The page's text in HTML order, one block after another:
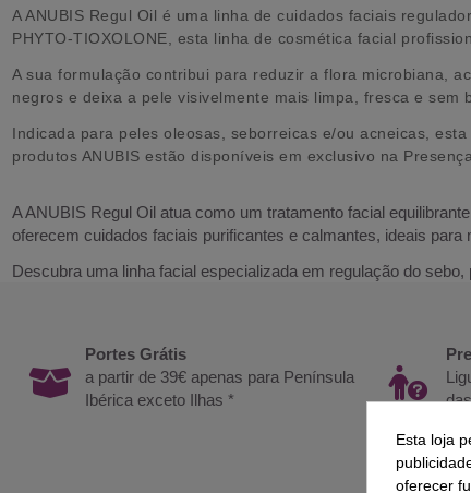
A ANUBIS Regul Oil é uma linha de cuidados faciais
PHYTO-TIOXOLONE, esta linha de cosmética facial
A sua formulação contribui para reduzir a flora microbiana,
negros e deixa a pele visivelmente mais limpa, fresca e sem
Indicada para peles oleosas, seborreicas e/ou acneicas,
produtos ANUBIS estão disponíveis em exclusivo na
A ANUBIS Regul Oil atua como um tratamento facial
oferecem cuidados faciais purificantes e calmantes, ideais para
Descubra uma linha facial especializada em regulação do
Portes Grátis
a partir de 39€ apenas para Península
Ibérica exceto Ilhas *
Esta loja
oferecer